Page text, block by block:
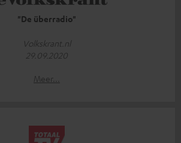
"De überradio"
Volkskrant.nl
29.09.2020
Meer...